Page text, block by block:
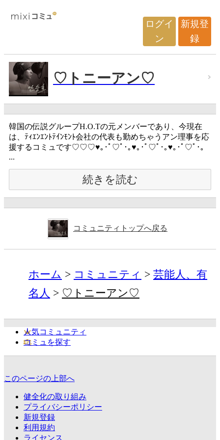
ログイ
ン
新規登
録
♡トニーアン♡
韓国の伝説グループH.O.Tの元メンバーであり、今現在
は、ﾃｨｴﾝｴﾝﾄﾃｲﾝﾓﾝﾄ会社の代表も勤めちゃうアン理事を応
援するコミュです♡♡♡♥｡･ﾟ♡ﾟ･｡♥｡･ﾟ♡ﾟ･｡♥｡･ﾟ♡ﾟ･｡
...
続きを読む
コミュニティトップへ戻る
ホーム コミュニティ
芸能人、有
名人
♡トニーアン♡
人気コミュニティ
コミュを探す
このページの上部へ
健全化の取り組み
プライバシーポリシー
新規登録
利用規約
ライセンス